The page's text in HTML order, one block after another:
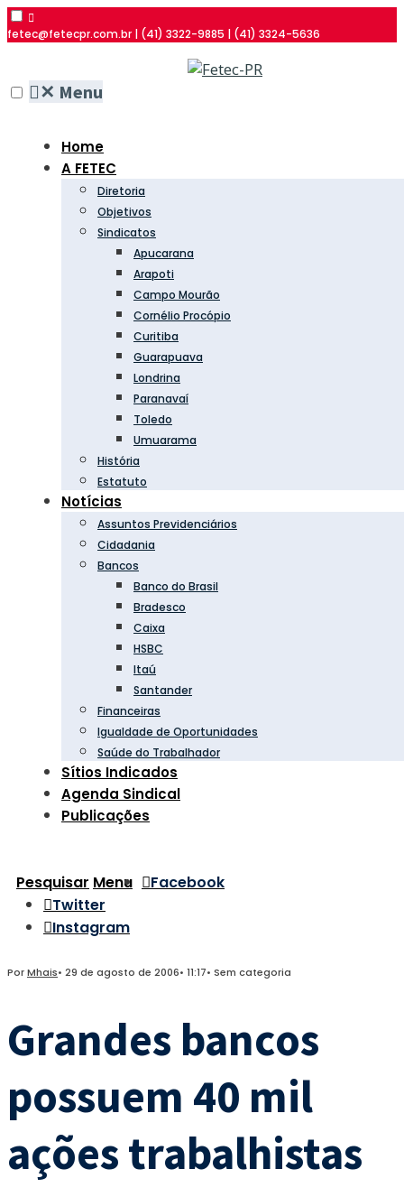
fetec@fetecpr.com.br | (41) 3322-9885 | (41) 3324-5636
✕ Menu
Home
A FETEC
Diretoria
Objetivos
Sindicatos
Apucarana
Arapoti
Campo Mourão
Cornélio Procópio
Curitiba
Guarapuava
Londrina
Paranavaí
Toledo
Umuarama
História
Estatuto
Notícias
Assuntos Previdenciários
Cidadania
Bancos
Banco do Brasil
Bradesco
Caixa
HSBC
Itaú
Santander
Financeiras
Igualdade de Oportunidades
Saúde do Trabalhador
Sítios Indicados
Agenda Sindical
Publicações
Pesquisar Menu
Facebook
Twitter
Instagram
PorMhais• 29 de agosto de 2006• 11:17• Sem categoria
Grandes bancos
possuem 40 mil
ações trabalhistas